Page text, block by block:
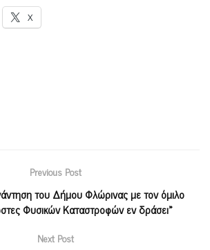
X
Previous Post
του Δήμου Φλώρινας με τον όμιλο
Φυσικών Καταστροφών εν δράσει»
Next Post